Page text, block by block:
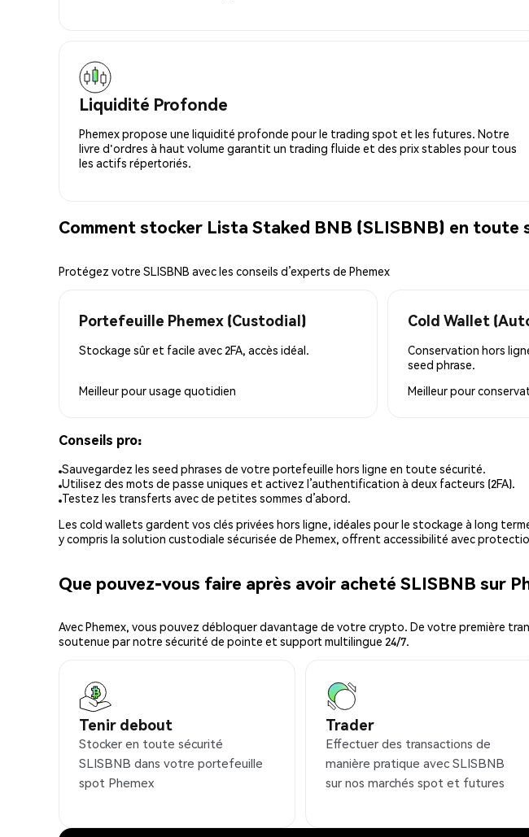
Liquidité Profonde
Phemex propose une liquidité profonde pour le trading spot et les futures. Notre
livre d'ordres à haut volume garantit un trading fluide et des prix stables pour tous
les actifs répertoriés.
Comment stocker Lista Staked BNB (SLISBNB) en toute
Protégez votre SLISBNB avec les conseils d’experts de Phemex
Portefeuille Phemex (Custodial)
Stockage sûr et facile avec 2FA, accès idéal.
Meilleur pourusage quotidien
Cold Wallet
Conservation hors
seed phrase.
Meilleur pour
Conseils pro:
Sauvegardez les seed phrases de votre portefeuille hors ligne en toute sécurité.
Utilisez des mots de passe uniques et activez l’authentification à deux facteurs (2FA).
Testez les transferts avec de petites sommes d’abord.
Les cold wallets gardent vos clés privées hors ligne, idéales pour le stockage à long
y compris la solution custodiale sécurisée de Phemex, offrent accessibilité avec
Que pouvez-vous faire après avoir acheté SLISBNB sur
Avec Phemex, vous pouvez débloquer davantage de votre crypto. De votre première
soutenue par notre sécurité de pointe et support multilingue 24/7.
Tenir debout
Stocker en toute sécurité
SLISBNB dans votre portefeuille
spot Phemex
Trader
Effectuer des transactions de
manière pratique avec SLISBNB
sur nos marchés spot et futures